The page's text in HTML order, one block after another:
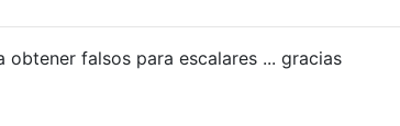
obtener falsos para escalares ... gracias